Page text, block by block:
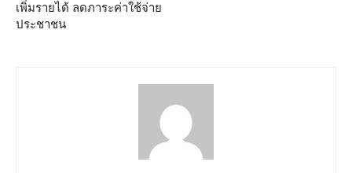
เพิ่มรายได้ ลดภาระค่าใช้จ่าย
ประชาชน